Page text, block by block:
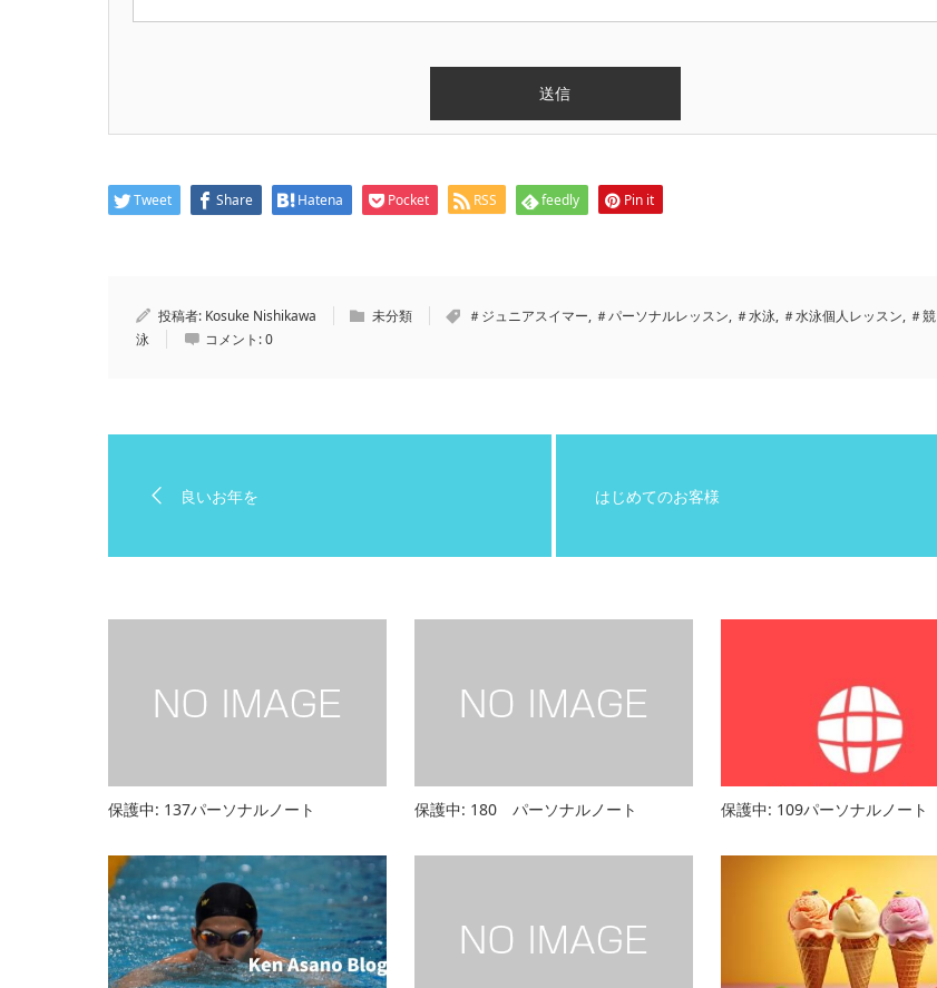
Tweet Share Hatena Pocket RSS feedly Pin it
投稿者: Kosuke Nishikawa 未分類 ＃ジュニアスイマー, ＃パーソナルレッスン, ＃水泳, ＃水泳個人レッスン, ＃競
泳
コメント:0
良いお年を はじめてのお客様
保護中: 137パーソナルノート 保護中: 180 パーソナルノート 保護中: 109パーソナルノート